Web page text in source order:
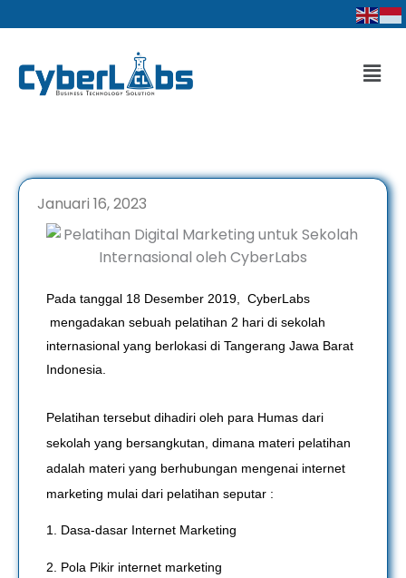
ke
Januari 16, 2023
Pada tanggal 18 Desember 2019, CyberLabs
mengadakan sebuah pelatihan 2 hari di sekolah
internasional yang berlokasi di Tangerang Jawa Barat
Indonesia.
Pelatihan tersebut dihadiri oleh para Humas dari
sekolah yang bersangkutan, dimana materi pelatihan
adalah materi yang berhubungan mengenai internet
marketing mulai dari pelatihan seputar :
1. Dasa-dasar Internet Marketing
2. Pola Pikir internet marketing